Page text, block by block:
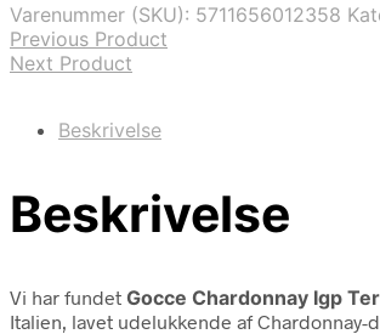
Varenummer (SKU): 5711656012358
Previous Product
Next Product
Beskrivelse
Beskrivelse
Vi har fundet Gocce Chardonnay Igp
Italien, lavet udelukkende af